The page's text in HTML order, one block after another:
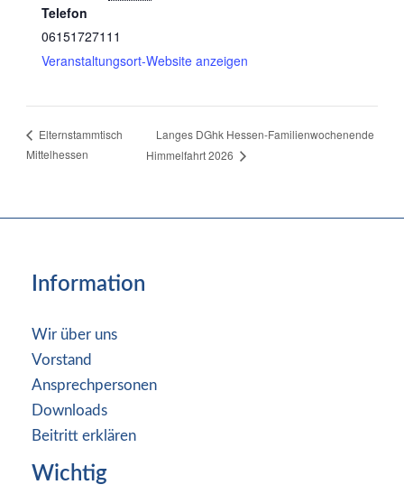
Telefon
06151727111
Veranstaltungsort-Website anzeigen
Elternstammtisch
Mittelhessen
Langes DGhk Hessen-Familienwochenende
Himmelfahrt 2026
Information
Wir über uns
Vorstand
Ansprechpersonen
Downloads
Beitritt erklären
Wichtig